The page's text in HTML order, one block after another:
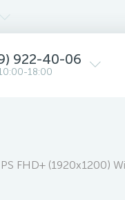
922-40-06
18:00
FHD+ (1920x1200)